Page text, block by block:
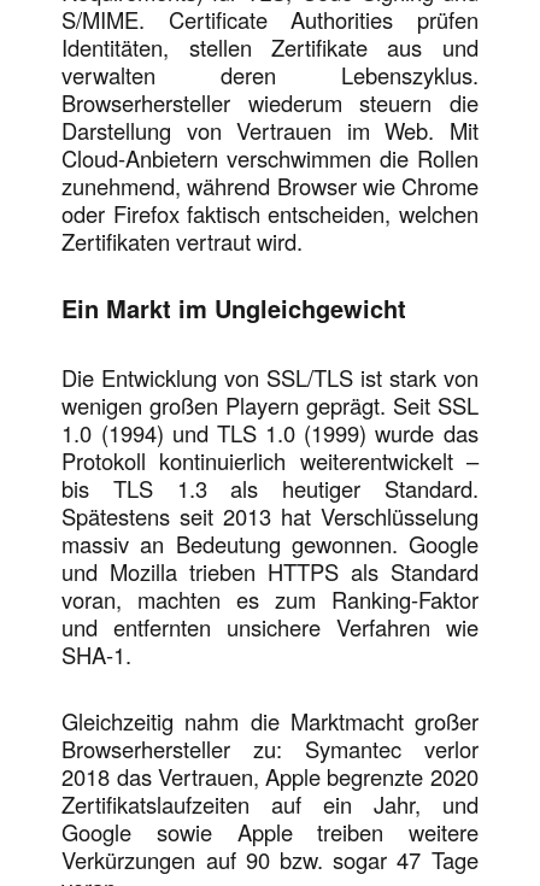
S/MIME. Certificate Authorities prüfen
Identitäten, stellen Zertifikate aus und
verwalten deren Lebenszyklus.
Browserhersteller wiederum steuern die
Darstellung von Vertrauen im Web. Mit
Cloud-Anbietern verschwimmen die Rollen
zunehmend, während Browser wie Chrome
oder Firefox faktisch entscheiden, welchen
Zertifikaten vertraut wird.
Ein Markt im Ungleichgewicht
Die Entwicklung von SSL/TLS ist stark von
wenigen großen Playern geprägt. Seit SSL
1.0 (1994) und TLS 1.0 (1999) wurde das
Protokoll kontinuierlich weiterentwickelt –
bis TLS 1.3 als heutiger Standard.
Spätestens seit 2013 hat Verschlüsselung
massiv an Bedeutung gewonnen. Google
und Mozilla trieben HTTPS als Standard
voran, machten es zum Ranking-Faktor
und entfernten unsichere Verfahren wie
SHA-1.
Gleichzeitig nahm die Marktmacht großer
Browserhersteller zu: Symantec verlor
2018 das Vertrauen, Apple begrenzte 2020
Zertifikatslaufzeiten auf ein Jahr, und
Google sowie Apple treiben weitere
Verkürzungen auf 90 bzw. sogar 47 Tage